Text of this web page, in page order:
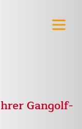
Gangolf-